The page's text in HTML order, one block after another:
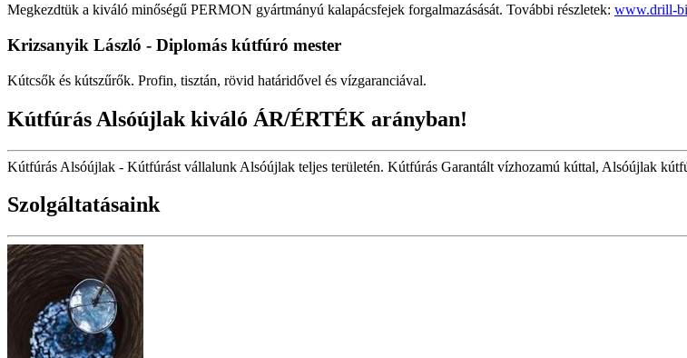
Megkezdtük a kiváló minőségű PERMON gyártmányú kalapácsfejek forgalmazásását. További részletek: www.drill-
Krizsanyik László - Diplomás kútfúró mester
Kútcsők és kútszűrők. Profin, tisztán, rövid határidővel és vízgaranciával.
Kútfúrás Alsóújlak kiváló ÁR/ÉRTÉK arányban!
Kútfúrás Alsóújlak - Kútfúrást vállalunk Alsóújlak teljes területén. Kútfúrás Garantált vízhozamú kúttal, Alsóújlak
Szolgáltatásaink